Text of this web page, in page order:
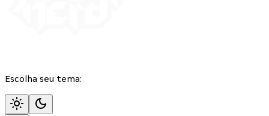
Escolha seu tema: